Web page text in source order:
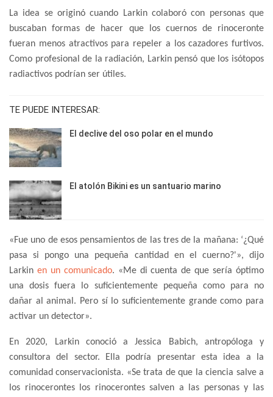
La idea se originó cuando Larkin colaboró con personas que
buscaban formas de hacer que los cuernos de rinoceronte
fueran menos atractivos para repeler a los cazadores furtivos.
Como profesional de la radiación, Larkin pensó que los isótopos
radiactivos podrían ser útiles.
TE PUEDE INTERESAR:
El declive del oso polar en el mundo
El atolón Bikini es un santuario marino
«Fue uno de esos pensamientos de las tres de la mañana: ‘¿Qué
pasa si pongo una pequeña cantidad en el cuerno?'», dijo
Larkin en un comunicado. «Me di cuenta de que sería óptimo
una dosis fuera lo suficientemente pequeña como para no
dañar al animal. Pero sí lo suficientemente grande como para
activar un detector».
En 2020, Larkin conoció a Jessica Babich, antropóloga y
consultora del sector. Ella podría presentar esta idea a la
comunidad conservacionista. «Se trata de que la ciencia salve a
los rinocerontes los rinocerontes salven a las personas y las